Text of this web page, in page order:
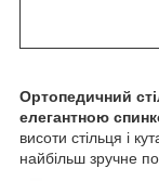
Ортопедичний
елегантною
висоти стільця і
найбільш зручне